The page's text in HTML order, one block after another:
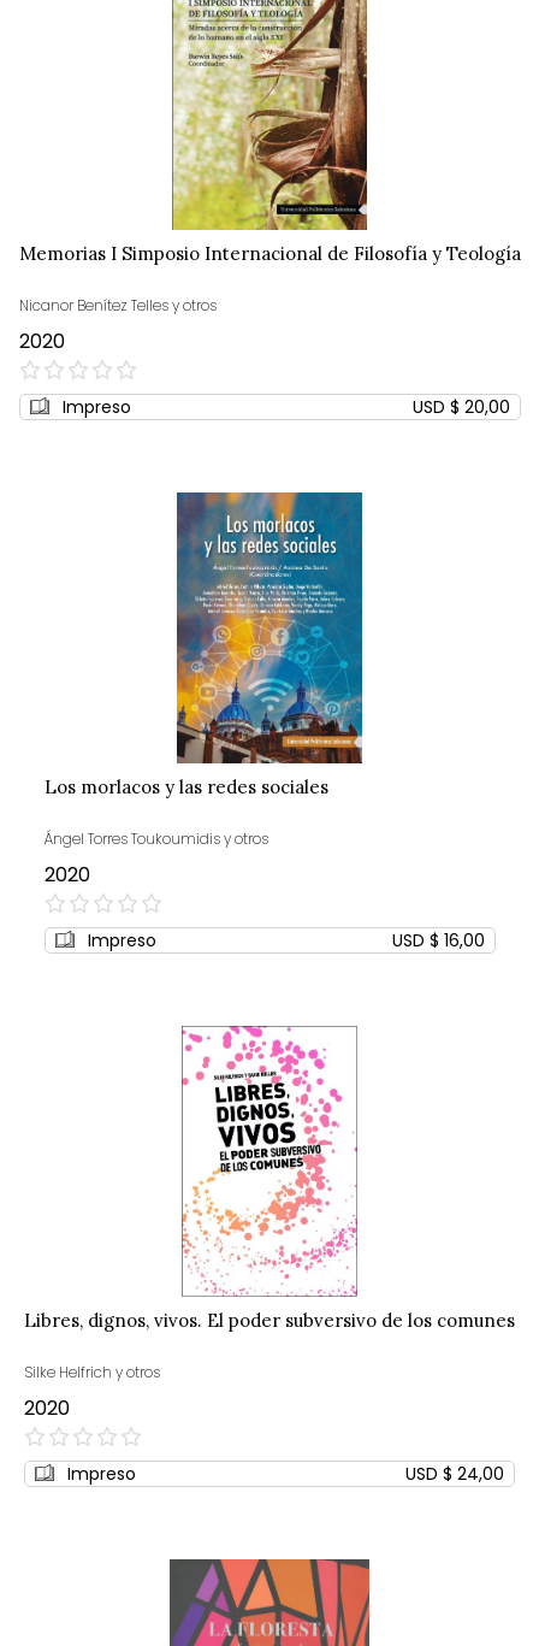
Memorias I Simposio Internacional de Filosofía y Teología
Nicanor Benítez Telles y otros
2020
0%
Impreso USD $ 20,00
Los morlacos y las redes sociales
Ángel Torres Toukoumidis y otros
2020
0%
Impreso USD $ 16,00
Libres, dignos, vivos. El poder subversivo de los comunes
Silke Helfrich y otros
2020
0%
Impreso USD $ 24,00